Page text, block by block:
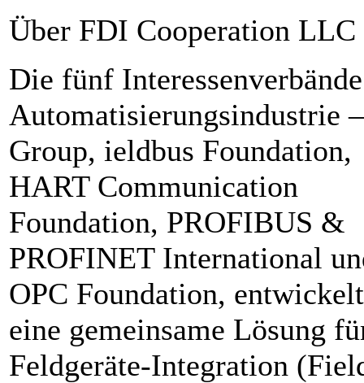
Über FDI Cooperation LLC
Die fünf
Automatisierungsindustrie
Group, ieldbus Foundation,
HART Communication
Foundation, PROFIBUS &
PROFINET International
OPC Foundation,
eine gemeinsame Lösung
Feldgeräte-Integration